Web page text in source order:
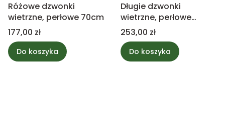
Różowe dzwonki
wietrzne, perłowe 70cm
Cena
177,00 zł
Do koszyka
Długie dzwonki
wietrzne, perłowe
150cm
Cena
253,00 zł
Do koszyka